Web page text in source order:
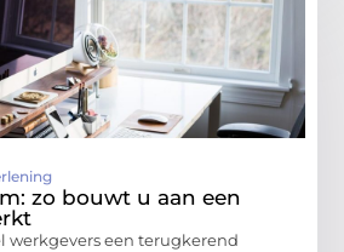
zo bouwt u aan een
werkgevers een terugkerend